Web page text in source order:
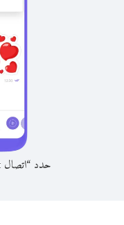
حدد “اتصال Viber Out” من عنوان المحادثة